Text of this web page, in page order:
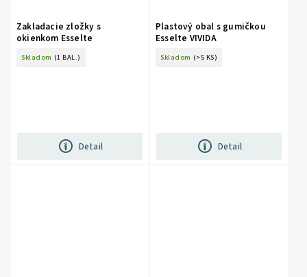
Zakladacie zložky s
okienkom Esselte
Skladom (1 BAL.)
Detail
Plastový obal s gumičkou
Esselte VIVIDA
Skladom (>5 KS)
Detail